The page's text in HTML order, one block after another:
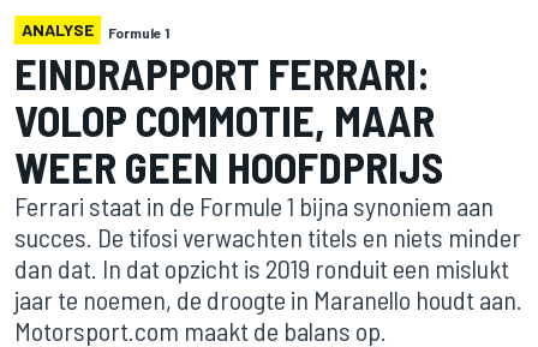
ANALYSE Formule 1
EINDRAPPORT FERRARI:
VOLOP COMMOTIE, MAAR
WEER GEEN HOOFDPRIJS
Ferrari staat in de Formule 1 bijna synoniem aan
succes. De tifosi verwachten titels en niets minder
dan dat. In dat opzicht is 2019 ronduit een mislukt
jaar te noemen, de droogte in Maranello houdt aan.
Motorsport.com maakt de balans op.